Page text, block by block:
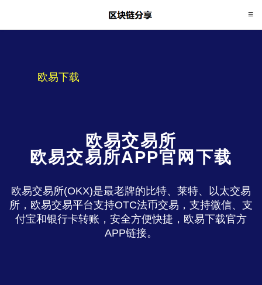
欧易下载
欧易交易所
欧易交易所APP官网下载
欧易交易所(OKX)是最老牌的比特、莱特、以太交易
所，欧易交易平台支持OTC法币交易，支持微信、支
付宝和银行卡转账，安全方便快捷，欧易下载官方
APP链接。